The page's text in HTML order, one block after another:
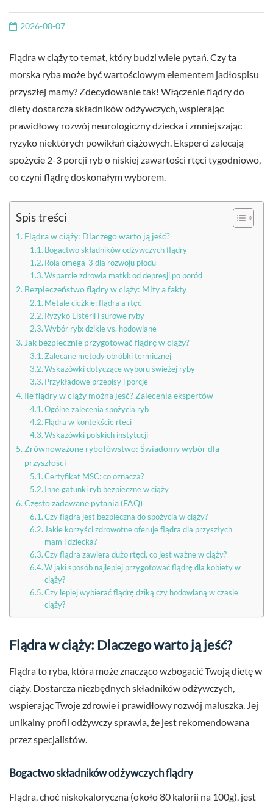
2026-08-07
Flądra w ciąży to temat, który budzi wiele pytań. Czy ta
morska ryba może być wartościowym elementem jadłospisu
przyszłej mamy? Zdecydowanie tak! Włączenie flądry do
diety dostarcza składników odżywczych, wspierając
prawidłowy rozwój neurologiczny dziecka i zmniejszając
ryzyko niektórych powikłań ciążowych. Eksperci zalecają
spożycie 2-3 porcji ryb o niskiej zawartości rtęci tygodniowo,
co czyni flądrę doskonałym wyborem.
Spis treści
Flądra w ciąży: Dlaczego warto ją jeść?
Bogactwo składników odżywczych flądry
Rola omega-3 dla rozwoju płodu
Wsparcie zdrowia matki: od depresji po poród
Bezpieczeństwo flądry w ciąży: Mity a fakty
Metale ciężkie: flądra a rtęć
Ryzyko Listerii i surowe ryby
Wybór ryb: dzikie vs. hodowlane
Jak bezpiecznie przygotować flądrę w ciąży?
Zalecane metody obróbki termicznej
Wskazówki dotyczące wyboru świeżej ryby
Przykładowe przepisy i porcje
Ile flądry w ciąży można jeść? Zalecenia ekspertów
Ogólne zalecenia spożycia ryb
Flądra w kontekście rtęci
Wskazówki polskich instytucji
Zrównoważone rybołówstwo: Świadomy wybór dla
przyszłości
Certyfikat MSC: co oznacza?
Inne gatunki ryb bezpieczne w ciąży
Często zadawane pytania (FAQ)
Czy flądra jest bezpieczna do spożycia w ciąży?
Jakie korzyści zdrowotne oferuje flądra dla przyszłych
mam i dziecka?
Czy flądra zawiera dużo rtęci, co jest ważne w ciąży?
W jaki sposób najlepiej przygotować flądrę dla kobiety w
ciąży?
Czy lepiej wybierać flądrę dziką czy hodowlaną w czasie
ciąży?
Flądra w ciąży: Dlaczego warto ją jeść?
Flądra to ryba, która może znacząco wzbogacić Twoją dietę w
ciąży. Dostarcza niezbędnych składników odżywczych,
wspierając Twoje zdrowie i prawidłowy rozwój maluszka. Jej
unikalny profil odżywczy sprawia, że jest rekomendowana
przez specjalistów.
Bogactwo składników odżywczych flądry
Flądra, choć niskokaloryczna (około 80 kalorii na 100g), jest